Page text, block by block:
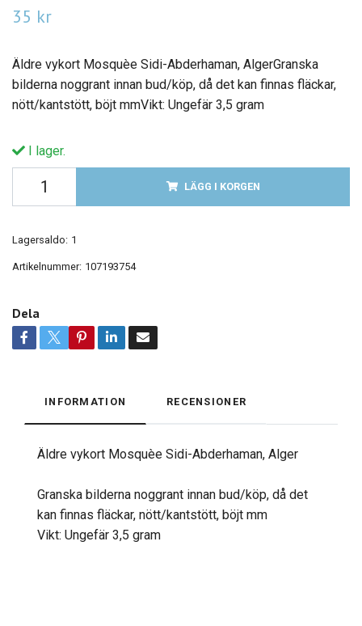
35 kr
Äldre vykort Mosquèe Sidi-Abderhaman, AlgerGranska
bilderna noggrant innan bud/köp, då det kan finnas fläckar,
nött/kantstött, böjt mmVikt: Ungefär 3,5 gram
I lager.
LÄGG I KORGEN
Lagersaldo: 1
Artikelnummer: 107193754
Dela
INFORMATION RECENSIONER
Äldre vykort Mosquèe Sidi-Abderhaman, Alger
Granska bilderna noggrant innan bud/köp, då det
kan finnas fläckar, nött/kantstött, böjt mm
Vikt: Ungefär 3,5 gram